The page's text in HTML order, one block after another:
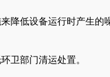
降低设备运行时产生的
卫部门清运处置。